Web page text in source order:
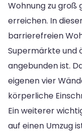
Wohnung zu groß
erreichen. In
barrierefreien
Supermärkte und
angebunden ist.
eigenen vier
körperliche
Ein weiterer
auf einen Umzug